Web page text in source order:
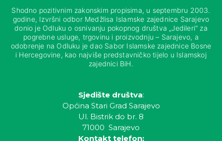
Shodno pozitivnim zakonskim propisima, u septembru 2003.
godine, Izvršni odbor Medžlisa Islamske zajednice Sarajevo
donio je Odluku o osnivanju pokopnog društva „Jedileri“ za
pogrebne usluge, trgovinu i proizvodnju – Sarajevo, a
odobrenje na Odluku je dao Sabor Islamske zajednice Bosne
i Hercegovine, kao najviše predstavničko tijelo u Islamskoj
zajednici BiH.
Sjedište društva:
Općina Stari Grad Sarajevo
Ul. Bistrik do br. 8
71000 Sarajevo
Kontakt telefon: